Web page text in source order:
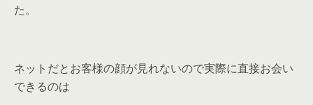
た。
ネットだとお客様の顔が見れないので実際に直接お会い
できるのは